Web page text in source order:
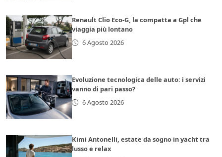
Renault Clio Eco-G, la compatta a Gpl che
viaggia più lontano
6 Agosto 2026
Evoluzione tecnologica delle auto: i servizi
vanno di pari passo?
6 Agosto 2026
Kimi Antonelli, estate da sogno in yacht tra
lusso e relax